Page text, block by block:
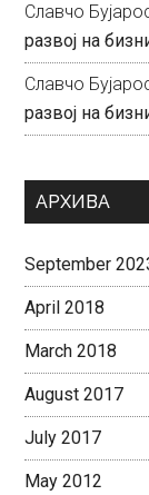
Славчо
развој на
Славчо
развој на
АРХИВА
September
April 2018
March 2018
August 2017
July 2017
May 2012